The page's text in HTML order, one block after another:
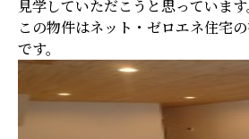
見学していただこうと思っています
この物件はネット・ゼロエネ住宅
です。